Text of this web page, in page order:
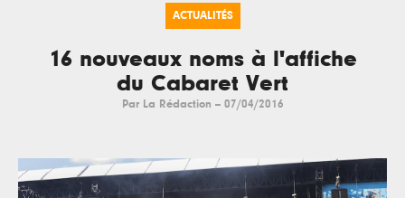
ACTUALITÉS
16 nouveaux noms à l'affiche
du Cabaret Vert
Par La Rédaction -- 07/04/2016